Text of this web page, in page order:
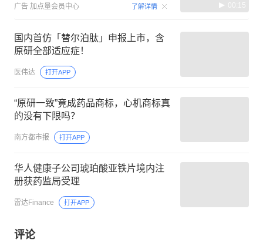
广告 加点量会员中心 了解详情 00:15
国内首仿「替尔泊肽」申报上市，含
原研全部适应症！
医伟达 打开APP
“原研一致”竟成药品商标，心机商标真
的没有下限吗？
南方都市报 打开APP
华人健康子公司琥珀酸亚铁片境内注
册获药监局受理
雷达Finance 打开APP
评论